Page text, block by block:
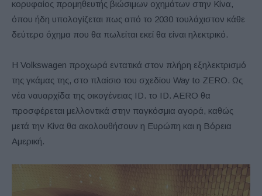
κορυφαίος προμηθευτής βιώσιμων οχημάτων στην Κίνα,
όπου ήδη υπολογίζεται πως από το 2030 τουλάχιστον κάθε
δεύτερο όχημα που θα πωλείται εκεί θα είναι ηλεκτρικό.
Η Volkswagen προχωρά εντατικά στον πλήρη εξηλεκτρισμό
της γκάμας της, στο πλαίσιο του σχεδίου Way to ZERO. Ως
νέα ναυαρχίδα της οικογένειας ID. το ID. AERO θα
προσφέρεται μελλοντικά στην παγκόσμια αγορά, καθώς
μετά την Κίνα θα ακολουθήσουν η Ευρώπη και η Βόρεια
Αμερική.